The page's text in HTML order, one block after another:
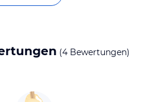
(4 Bewertungen)